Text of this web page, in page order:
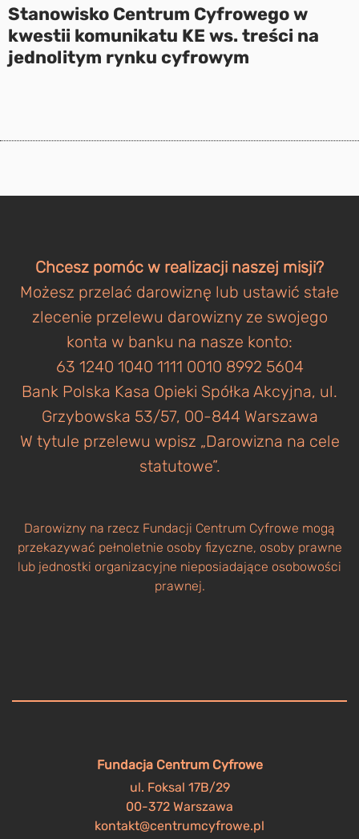
Stanowisko Centrum Cyfrowego w
kwestii komunikatu KE ws. treści na
jednolitym rynku cyfrowym
Chcesz pomóc w realizacji naszej misji?
Możesz przelać darowiznę lub ustawić stałe
zlecenie przelewu darowizny ze swojego
konta w banku na nasze konto:
63 1240 1040 1111 0010 8992 5604
Bank Polska Kasa Opieki Spółka Akcyjna, ul.
Grzybowska 53/57, 00-844 Warszawa
W tytule przelewu wpisz „Darowizna na cele
statutowe”.
Darowizny na rzecz Fundacji Centrum Cyfrowe mogą
przekazywać pełnoletnie osoby fizyczne, osoby prawne
lub jednostki organizacyjne nieposiadające osobowości
prawnej.
Fundacja Centrum Cyfrowe
ul. Foksal 17B/29
00-372 Warszawa
kontakt@centrumcyfrowe.pl